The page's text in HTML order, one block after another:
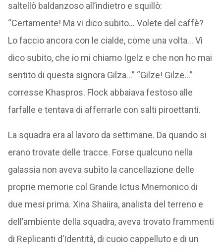
saltellò baldanzoso all’indietro e squillò:
“Certamente! Ma vi dico subito… Volete del caffè?
Lo faccio ancora con le cialde, come una volta… Vi
dico subito, che io mi chiamo Igelz e che non ho mai
sentito di questa signora Gilza…” “Gilze! Gilze…”
corresse Khaspros. Flock abbaiava festoso alle
farfalle e tentava di afferrarle con salti piroettanti.
La squadra era al lavoro da settimane. Da quando si
erano trovate delle tracce. Forse qualcuno nella
galassia non aveva subìto la cancellazione delle
proprie memorie col Grande Ictus Mnemonico di
due mesi prima. Xina Shaiira, analista del terreno e
dell’ambiente della squadra, aveva trovato frammenti
di Replicanti d’Identità, di cuoio cappelluto e di un